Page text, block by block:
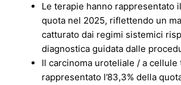
Le terapie hanno rappresentato
quota nel 2025, riflettendo un
catturato dai regimi sistemici
diagnostica guidata dalle
Il carcinoma uroteliale / a cellule
rappresentato l’83,3% della